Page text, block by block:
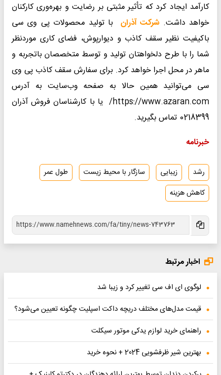
کارآمد ایجاد کرد که تأثیر مثبتی بر رضایت و بهره‌وری کارکنان
خواهد داشت. شرکت آذران با تولید محصولات پی وی سی
باکیفیت نظیر سقف کاذب و دیوارپوش، فضای کاری موردنظر
شما را با طرح دلخواهتان تولید و توسط متخصصان باتجربه و
ماهر در محل اجرا خواهد کرد. برای سفارش سقف کاذب پی وی
سی می‌توانید همین حالا به صفحه وب‌سایت به آدرس
https://www.azaran.com/ یا با کارشناسان فروش آذران
0218399 تماس بگیرید.
خبرنامه
رشد زیبایی سازگار با محیط زیست
طول عمر
کاهش هزینه
اخبار مرتبط
لوگوی ای اف‌ سی تغییر کرد و زیبا شد
قیمت مدل‌های مختلف دریچه داکت اسپلیت چگونه تعیین می‌شود؟
راهنمای خرید لوازم یدکی موتور سیکلت
بهترین شیر ظرفشویی 2024 + نحوه خرید